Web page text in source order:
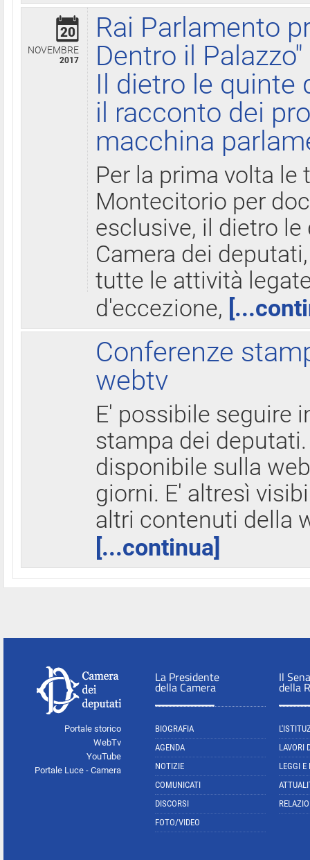
20
NOVEMBRE
2017
Rai Parlamento
Dentro il Palazzo"
Il dietro le quinte
il racconto dei
macchina
Per la prima volta le
Montecitorio per
esclusive, il dietro
Camera dei
tutte le attività
d'eccezione,
Conferenze
webtv
E' possibile seguire
stampa dei
disponibile sulla
giorni. E' altresì
altri contenuti della
[...continua]
Portale storico
WebTv
YouTube
Portale Luce - Camera
La Presidente
della Camera
BIOGRAFIA
AGENDA
NOTIZIE
COMUNICATI
DISCORSI
FOTO/VIDEO
Il
della
LAVORI
LEGGI E